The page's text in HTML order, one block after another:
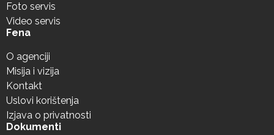
Foto servis
Video servis
Fena
O agenciji
Misija i vizija
Kontakt
Uslovi korištenja
Izjava o privatnosti
Dokumenti